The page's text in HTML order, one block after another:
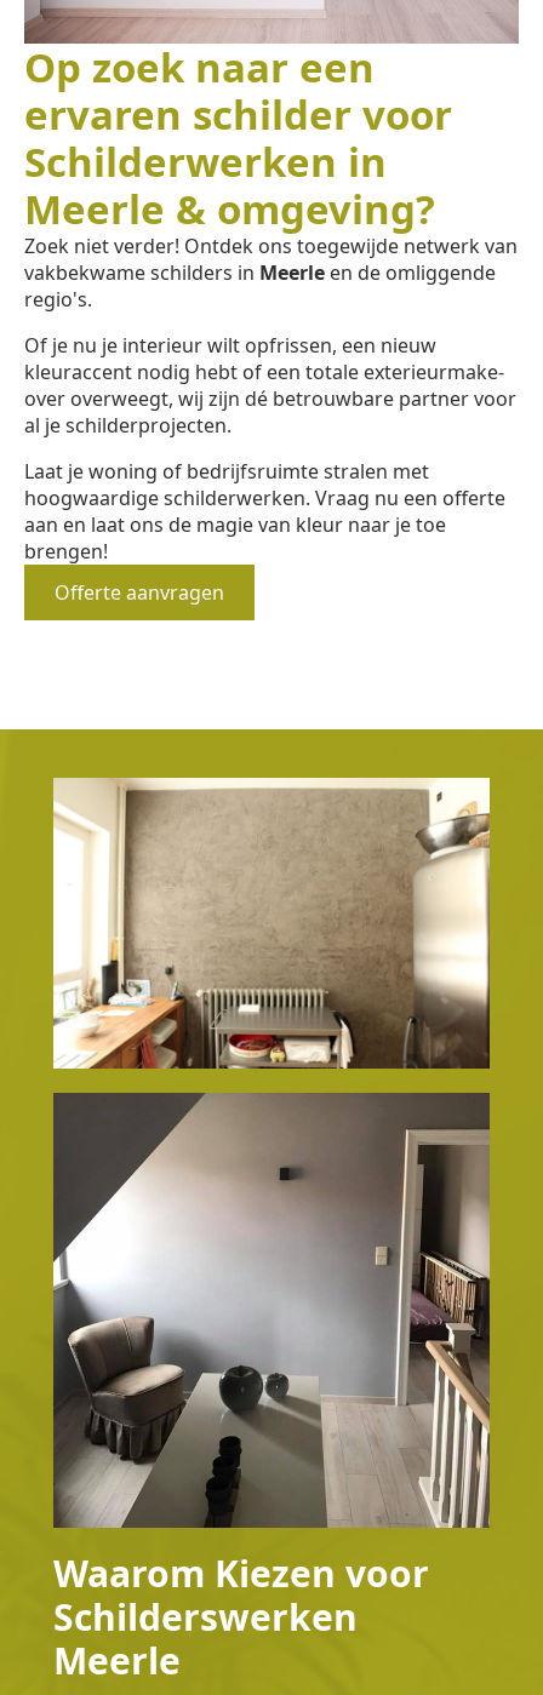
Op zoek naar een
ervaren schilder voor
Schilderwerken in
Meerle & omgeving?
Zoek niet verder! Ontdek ons toegewijde netwerk van
vakbekwame schilders in Meerle en de omliggende
regio's.
Of je nu je interieur wilt opfrissen, een nieuw
kleuraccent nodig hebt of een totale exterieurmake-
over overweegt, wij zijn dé betrouwbare partner voor
al je schilderprojecten.
Laat je woning of bedrijfsruimte stralen met
hoogwaardige schilderwerken. Vraag nu een offerte
aan en laat ons de magie van kleur naar je toe
brengen!
Offerte aanvragen
Waarom Kiezen voor
Schilderswerken
Meerle